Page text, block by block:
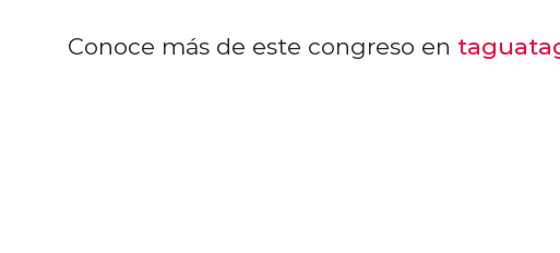
Conoce más de este congreso en